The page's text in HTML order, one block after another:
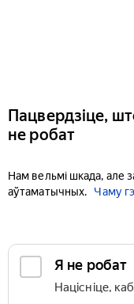
Пацвердзіце,
не робат
Нам вельмі шкада, але
аўтаматычных.
Чаму
Я не робат
Націсніце,